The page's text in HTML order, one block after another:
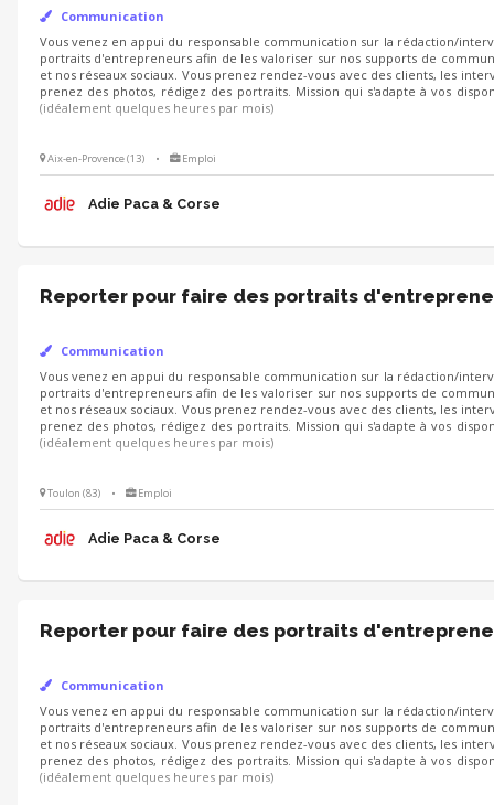
Communication
Vous venez en appui du responsable communication sur la
d'entrepreneurs afin de les valoriser sur nos supports de
Vous prenez rendez-vous avec des clients, les interviewez, prenez des
Mission qui s'adapte à vos disponibilités (idéalement quelques heures par
Aix-en-Provence (13) • Emploi
Adie Paca & Corse
Reporter pour faire des portraits
Communication
Vous venez en appui du responsable communication sur la
d'entrepreneurs afin de les valoriser sur nos supports de
Vous prenez rendez-vous avec des clients, les interviewez, prenez des
Mission qui s'adapte à vos disponibilités (idéalement quelques heures par
Toulon (83) • Emploi
Adie Paca & Corse
Reporter pour faire des portraits
Communication
Vous venez en appui du responsable communication sur la
d'entrepreneurs afin de les valoriser sur nos supports de
Vous prenez rendez-vous avec des clients, les interviewez, prenez des
Mission qui s'adapte à vos disponibilités (idéalement quelques heures par